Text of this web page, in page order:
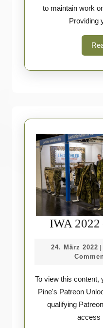
to maintain work
Providing
IWA
24. März 2022
To view this content, you must be a member of
Pine's Patreon
qualifying
access